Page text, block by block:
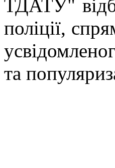
ТДАТУ"
поліції,
та